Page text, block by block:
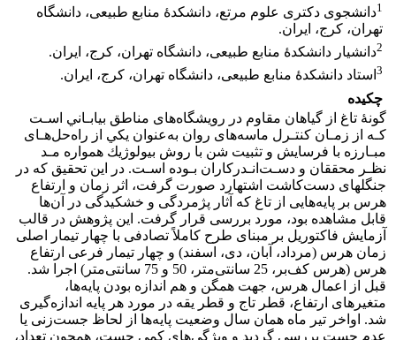
1دانشجوی دکتری علوم مرتع، دانشکدۀ منابع طبیعی، دانشگاه
تهران، کرج، ایران.
2دانشیار دانشکدۀ منابع طبیعی، دانشگاه تهران، کرج، ایران.
3 استاد دانشکدۀ منابع طبیعی، دانشگاه تهران، کرج، ایران.
چکیده
گونۀ تاغ از گیاهان مقاوم در روﻳﺸﮕﺎهﻫﺎی ﻣﻨﺎﻃﻖ ﺑﻴﺎﺑـﺎﻧﻲ اﺳـﺖ
ﻛـﻪ از زﻣـﺎن ﻛﻨﺘـﺮل ﻣﺎﺳﻪﻫﺎی روان ﺑﻪﻋﻨﻮان ﻳﻜﻲ از راهﺣﻞﻫـﺎی
ﻣﺒـﺎرزه ﺑﺎ ﻓﺮﺳﺎﻳﺶ و ﺗﺜﺒﻴﺖ ﺷﻦ ﺑﺎ روش ﺑﻴﻮﻟﻮژﻳﻚ ﻫﻤﻮاره ﻣـﺪ
ﻧﻈـﺮ ﻣﺤﻘﻘﺎن و دﺳـﺖاﻧـﺪرﻛﺎران ﺑـﻮده اﺳـﺖ. در این تحقیق که در
جنگل­های دست‌کاشت اشتهارد صورت گرفت، اثر زمان و ارتفاع
هرس بر پایه‌هایی از تاغ که آثار پژمردگی و خشکیدگی در آن‌ها
قابل مشاهده بود، مورد بررسی قرار گرفت. این پژوهش در قالب
آزمایش فاکتوریل بر مبنای طرح کاملاً تصادفی با چهار تیمار اصلی
زمان هرس (مرداد، آبان، دی، اسفند) و چهار تیمار فرعی ارتفاع
هرس (هرس کف‌بر، 25 سانتی‌متر، 50 و 75 سانتی‌متر) اجرا شد.
قبل از اعمال هرس، جهت همگن و هم‌ اندازه بودن پایه‌ها،
متغیرهای ارتفاع، قطر تاج و قطر یقه در مورد هر پایه اندازه‌گیری
شد. اواخر تیر ماه همان سال وضعیت پایه‌ها از لحاظ جست‌زنی یا
عدم جست بررسی گردید و ویژگی‌های کمی جست، همچون تعداد،